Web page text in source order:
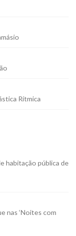
Rítmica
habitação pública de
nas ‘Noites com